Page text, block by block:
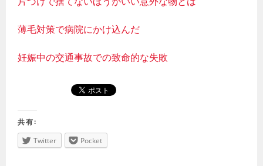
薄毛対策で病院にかけ込んだ
妊娠中の交通事故での致命的な失敗
共有:
Twitter
Pocket